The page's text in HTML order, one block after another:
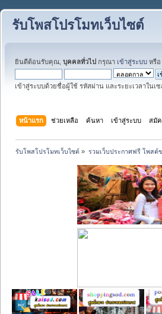
รับโพสโปรโมทเว็บไซต์
ยินดีต้อนรับคุณ, บุคคลทั่วไป กรุณา เข้าสู่ระบบ หรือ
เข้าสู่ระบบด้วยชื่อผู้ใช้ รหัสผ่าน และระยะเวลาในเ
หน้าแรก ช่วยเหลือ ค้นหา เข้าสู่ระบบ สมั
รับโพสโปรโมทเว็บไซต์ » รวมเว็บประกาศฟรี โพสต์